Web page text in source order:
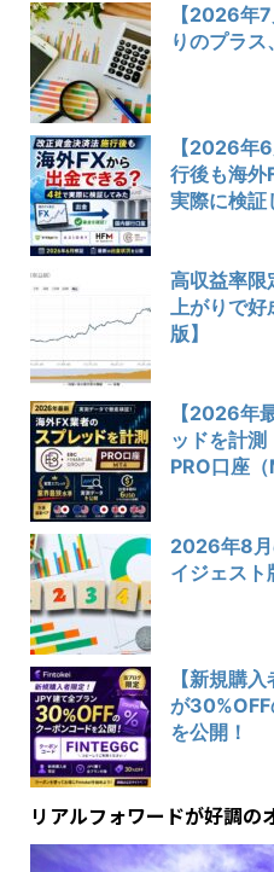
【2026年
りのプラ
【2026年
行後も海外
実際に検証
高収益率限
上がりで
版】
【2026年
ッドを計
PRO口座（
2026年8月
イジェスト
【新規購
が
を公開！
リアルフォワードが好調の